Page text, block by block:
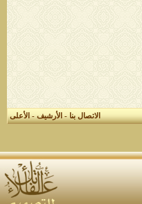
الاتصال بنا-الأرشيف-الأعلى